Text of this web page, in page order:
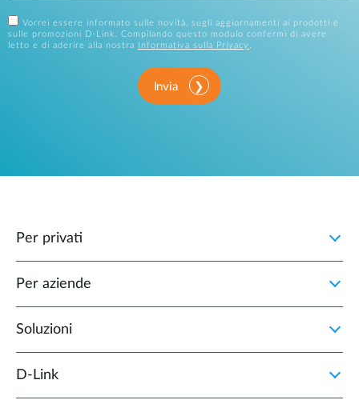
Vorrei essere informato sulle novità, sugli aggiornamenti ai prodotti e
sulle promozioni D-Link. Compilando questo modulo confermi di avere
letto e di aderire alla nostra
Informativa sulla Privacy .
Invia
Per privati
Per aziende
Soluzioni
D‑Link